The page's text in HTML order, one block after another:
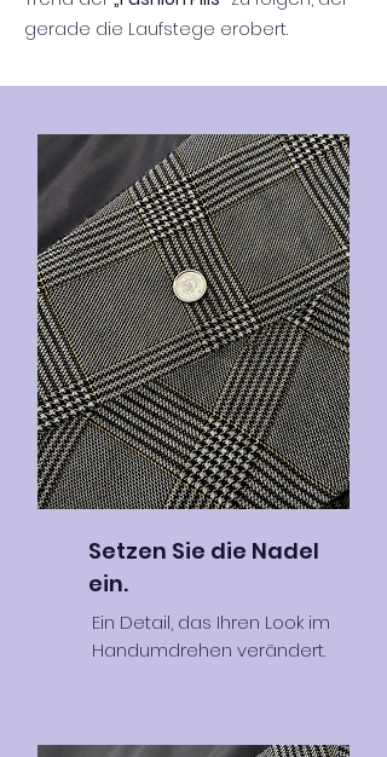
gerade die Laufstege erobert.
Setzen Sie die Nadel
ein.
Ein Detail, das Ihren Look im
Handumdrehen verändert.